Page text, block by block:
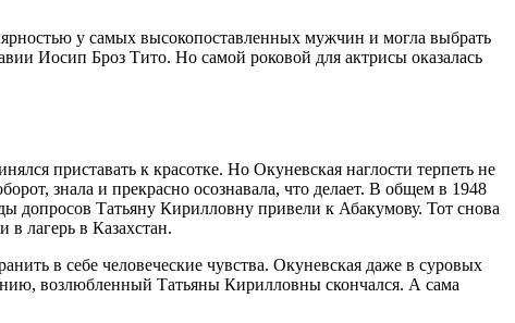
у самых высокопоставленных мужчин и могла выбрать
Иосип Броз Тито. Но самой роковой для актрисы оказалась
приставать к красотке. Но Окуневская наглости терпеть не
знала и прекрасно осознавала, что делает. В общем в 1948
допросов Татьяну Кирилловну привели к Абакумову. Тот снова
лагерь в Казахстан.
в себе человеческие чувства. Окуневская даже в суровых
возлюбленный Татьяны Кирилловны скончался. А сама